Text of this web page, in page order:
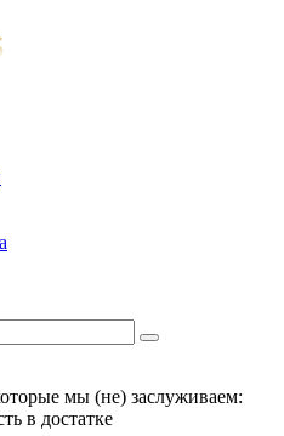
для профессионалов
мы (не) заслуживаем:
в достатке